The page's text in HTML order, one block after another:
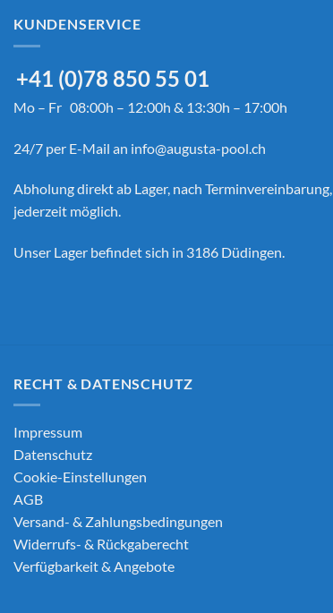
KUNDENSERVICE
+41 (0)78 850 55 01
Mo – Fr 08:00h – 12:00h & 13:30h – 17:00h
24/7 per E-Mail an info@augusta-pool.ch
Abholung direkt ab Lager, nach Terminvereinbarung,
jederzeit möglich.
Unser Lager befindet sich in 3186 Düdingen.
RECHT & DATENSCHUTZ
Impressum
Datenschutz
Cookie-Einstellungen
AGB
Versand- & Zahlungsbedingungen
Widerrufs- & Rückgaberecht
Verfügbarkeit & Angebote